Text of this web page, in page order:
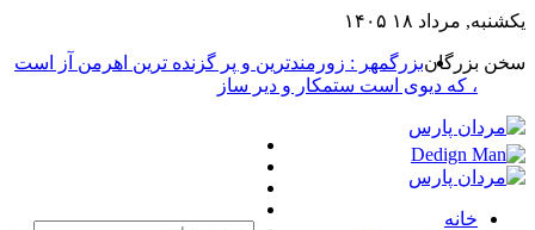
یکشنبه, مرداد ۱۸ ۱۴۰۵
سخن بزرگانبزرگمهر : زورمندترین و پر گزنده ترین اهرمن آز است
، که دیوی است ستمکار و دیر ساز
خانه